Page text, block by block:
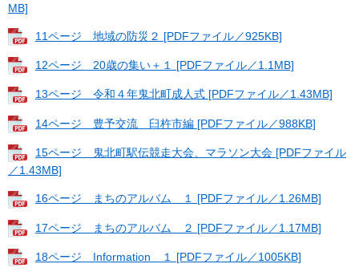
MB]
11ページ 地域の防災２ [PDFファイル／925KB]
12ページ 20歳の集い＋１ [PDFファイル／1.1MB]
13ページ 令和４年鬼北町成人式 [PDFファイル／1.43MB]
14ページ 豊予交流 臼杵市編 [PDFファイル／988KB]
15ページ 鬼北町駅伝競走大会、マラソン大会 [PDFファイル
／1.43MB]
16ページ まちのアルバム １ [PDFファイル／1.26MB]
17ページ まちのアルバム ２ [PDFファイル／1.17MB]
18ページ Information １ [PDFファイル／1005KB]